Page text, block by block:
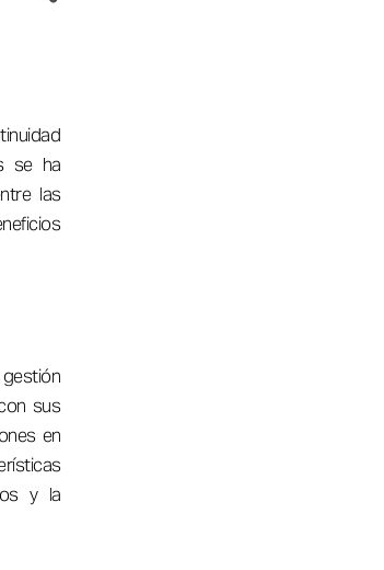
se ha
las
sus
en
y la